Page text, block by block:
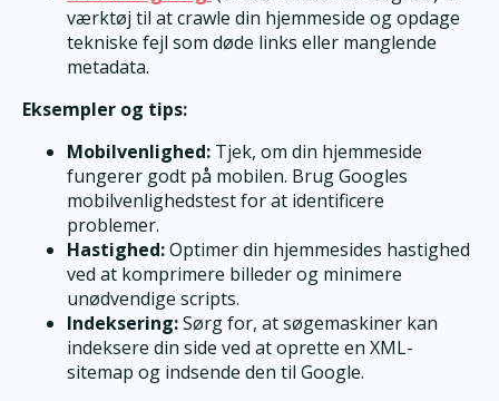
værktøj til at crawle din hjemmeside og opdage
tekniske fejl som døde links eller manglende
metadata.
Eksempler og tips:
Mobilvenlighed: Tjek, om din hjemmeside
fungerer godt på mobilen. Brug Googles
mobilvenlighedstest for at identificere
problemer.
Hastighed:Optimer din hjemmesides hastighed
ved at komprimere billeder og minimere
unødvendige scripts.
Indeksering:Sørg for, at søgemaskiner kan
indeksere din side ved at oprette en XML-
sitemap og indsende den til Google.